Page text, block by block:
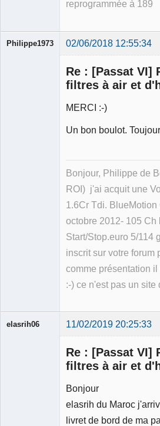
reprogrammée à 189
Philippe1973 02/06/2018 12:55:34
Re : [Passat VI]
filtres à air et
MERCI :-)
Un bon boulot.
Bonjour, Philippe de
ROI) j'ai acquit une
1.6Cr Tdi.
octobre 2012- 105 Ch
Start/Stop.euro 5/114
inscrit sur votre forum
comme présentation
:-) ce n'est pas un site
elasrih06 11/02/2019 20:25:33
Re : [Passat VI]
filtres à air et
Bonjour
elasrih du Maroc
livret de bord de ma